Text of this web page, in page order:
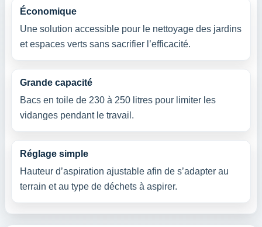
Économique
Une solution accessible pour le nettoyage des jardins
et espaces verts sans sacrifier l’efficacité.
Grande capacité
Bacs en toile de 230 à 250 litres pour limiter les
vidanges pendant le travail.
Réglage simple
Hauteur d’aspiration ajustable afin de s’adapter au
terrain et au type de déchets à aspirer.